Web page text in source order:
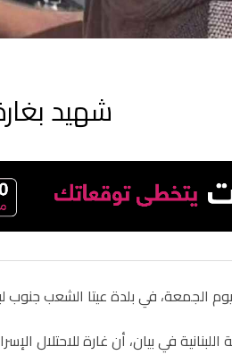
شهيد
الجمعة، في بلدة عيتا الشعب جنوب
اللبنانية في بيان، أن غارة